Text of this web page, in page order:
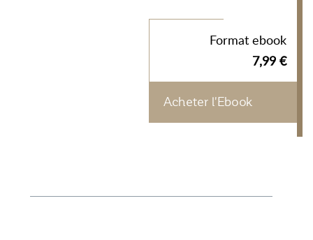
Format ebook
7,99 €
Acheter l'Ebook